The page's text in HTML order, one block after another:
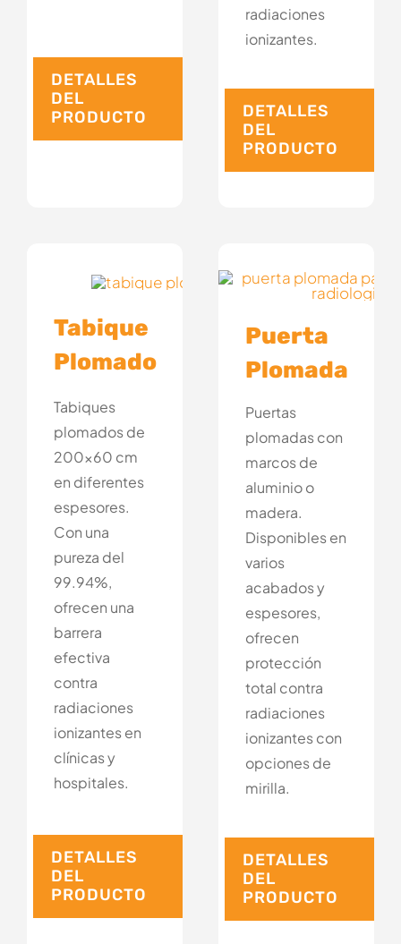
DETALLES
DEL
PRODUCTO
radiaciones
ionizantes.
DETALLES
DEL
PRODUCTO
Tabique
Plomado
Tabiques
plomados de
200×60 cm
en diferentes
espesores.
Con una
pureza del
99.94%,
ofrecen una
barrera
efectiva
contra
radiaciones
ionizantes en
clínicas y
hospitales.
DETALLES
DEL
PRODUCTO
Puerta
Plomada
Puertas
plomadas con
marcos de
aluminio o
madera.
Disponibles en
varios
acabados y
espesores,
ofrecen
protección
total contra
radiaciones
ionizantes con
opciones de
mirilla.
DETALLES
DEL
PRODUCTO